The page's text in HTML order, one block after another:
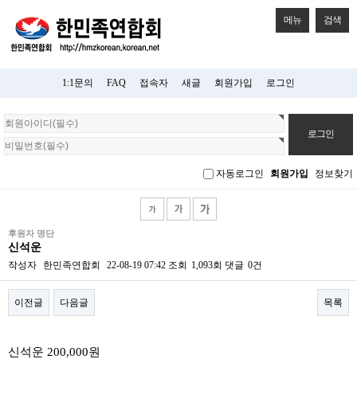
메뉴 검색
1:1문의 FAQ 접속자 새글 회원가입 로그인
회
원
로
자동로그인 회원가입 정보찾기
후원자 명단
신석운
작성자 한민족연합회 22-08-19 07:42 조회 1,093회 댓글 0건
이전글 다음글 목록
신석운 200,000원